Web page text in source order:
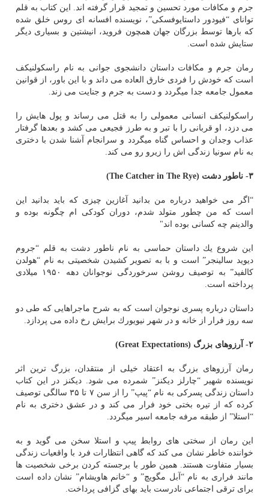
جرم و مكافات مورد تحسین و تمجید قرار گرفته اند. این كتاب به قلم
توانای “فیودور داستایوفسكی”، نویسنده افسانه ای روس خلق شده
كه بارها توسط بزرگان جهان همچون فروید، انیشتین و بسیاری دیگر
ستایش شده است.
رمان جرم و مكافات داستان دانشجوی جوانی به نام راسكولنیكف
است كه خودش را فردی خارق العاده می داند و با این باور، از قوانین
معمول جامعه جدا میگردد و دست به جرم و جنایت می زند.
راسكولنیكف انسانی معمولی را به قتل می رساند و پول هایش را
می دزد، او قربانی را با تبر و به طرز فجیعی می كشد و بعدها گرفتار
عذاب وجدان و احساس گناه میگردد و سرانجام آشنا شدن با دختری
به نام سونیا زندگی اش را زیرو رو می كند.
۳- ناطور دشت (The Catcher in The Rye)
“اگر می خواهید درباره من بدانید آغازین چیزی كه باید بدانید این
است كه من چطور متولد شدم، دوران كودكی ام چگونه بوده و
والدینم چه كسانی بوده اند"
این شروع یك داستان حماسی به نام ناطور دشت به قلم “جروم
دیوید سالینجر” است و با به تصویر كشیدن شخصیتی به نام “هولدن
كالفید” به توصیف روشن سرخوردگی نوجوانان دهه ۱۹۵۰ میلادی
پرداخته است.
داستان درباره پسری نوجوان است كه به شرح ماجراهایی كه طی دو
سه روز فرار از خانه و در شهر نیویورك برایش رخ داده می پردازد.
۲- آرزوهای بزرگ (Great Expectations)
رمان آرزوهای بزرگ به اعتقاد خیلی از منتقدان، بزرگ ترین اثر
نویسنده شهیر “چارلز دیكنز” شمرده می شود. دیكنز در این كتاب
داستان زندگی پسركی به نام “پیپ” را از سن ۷ تا ۳۵ سالگی توصیف
كرده كه از تیره بختی خود فرار می كند و در عشق دختری به نام
“استلا” از طبقه مرفه جامعه اسیر میگردد.
این رمان از سختی های روابط پیپ و استلا سخن می گوید و به
خواننده خاطر نشان می كند كه گاهی انتظارات فرد با واقعیات زندگی
بسیار متفاوت هستند. همین طور با برجسته كردن برخی شخصیت ها
مانند فراری به نام “آبل مگویچ” و “خانم هاویشام” نشان داده است
برای ترقی اجتماعی نادرست باید بهای گزافی پرداخت.